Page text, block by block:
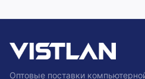
Оптовые поставки